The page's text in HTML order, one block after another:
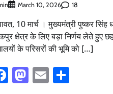
March 10, 2026 18
10 मार्च । मुख्यमंत्री पुष्कर सिंह
क्षेत्र के लिए बड़ा निर्णय लेते हुए
के परिसरों की भूमि को […]
Facebook
Mastodon
EmailShare